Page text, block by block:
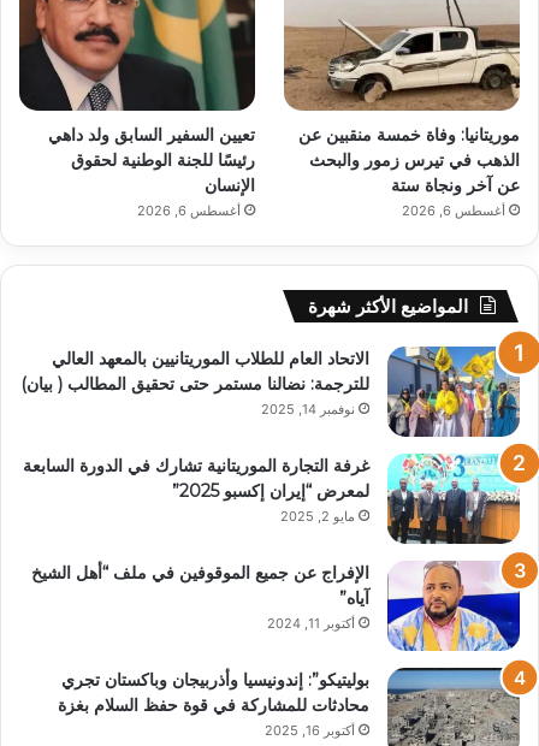
موريتانيا: وفاة خمسة منقبين عن
الذهب في تيرس زمور والبحث
عن آخر ونجاة ستة
أغسطس 6, 2026
تعيين السفير السابق ولد داهي
رئيسًا للجنة الوطنية لحقوق
الإنسان
أغسطس 6, 2026
المواضيع الأكثر شهرة
الاتحاد العام للطلاب الموريتانيين بالمعهد العالي
للترجمة: نضالنا مستمر حتى تحقيق المطالب ( بيان)
نوفمبر 14, 2025
غرفة التجارة الموريتانية تشارك في الدورة السابعة
لمعرض “إيران إكسبو 2025”
مايو 2, 2025
الإفراج عن جميع الموقوفين في ملف “أهل الشيخ
آياه”
أكتوبر 11, 2024
بوليتيكو”: إندونيسيا وأذربيجان وباكستان تجري
محادثات للمشاركة في قوة حفظ السلام بغزة
أكتوبر 16, 2025